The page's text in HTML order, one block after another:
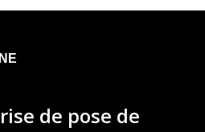
de pose de